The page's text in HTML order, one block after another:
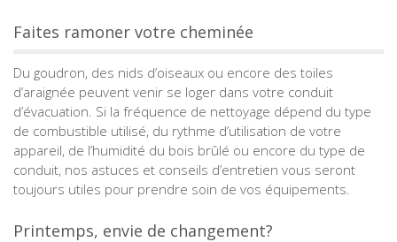
Faites ramoner votre cheminée
Du goudron, des nids d’oiseaux ou encore des toiles
d’araignée peuvent venir se loger dans votre conduit
d’évacuation. Si la fréquence de nettoyage dépend du type
de combustible utilisé, du rythme d’utilisation de votre
appareil, de l’humidité du bois brûlé ou encore du type de
conduit, nos astuces et conseils d’entretien vous seront
toujours utiles pour prendre soin de vos équipements.
Printemps, envie de changement?